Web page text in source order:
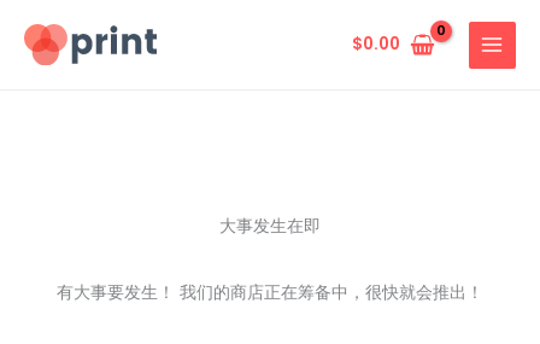
$0.00
大事发生在即
有大事要发生！ 我们的商店正在筹备中，很快就会推出！